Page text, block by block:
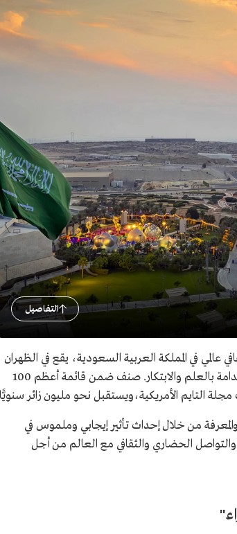
التفاصيل
عالمي في المملكة العربية السعودية، يقع في الظهران
، ويستهدف تعزيز سبل التنمية البشرية والاستدامة بالعلم والابتكار. صنف ضمن قائمة أعظم 100
من خلال إحداث تأثير إيجابي وملموس في
الحضاري والثقافي مع العالم من أجل